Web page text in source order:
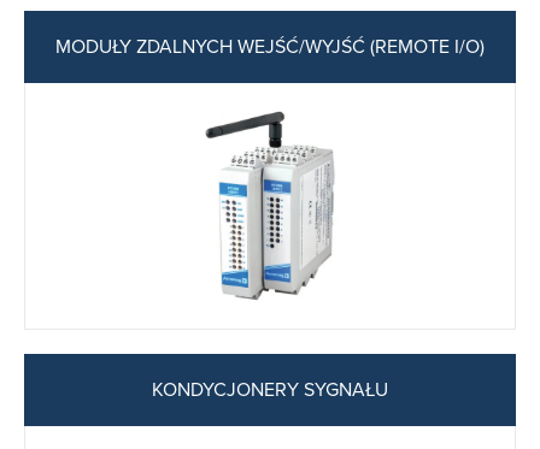
MODUŁY ZDALNYCH WEJŚĆ/WYJŚĆ (REMOTE I/O)
KONDYCJONERY SYGNAŁU